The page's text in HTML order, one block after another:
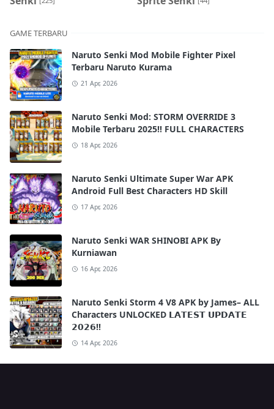
GAME TERBARU
Naruto Senki Mod Mobile Fighter Pixel
Terbaru Naruto Kurama
21 Apr, 2026
Naruto Senki Mod: STORM OVERRIDE 3
Mobile Terbaru 2025!! FULL CHARACTERS
18 Apr, 2026
Naruto Senki Ultimate Super War APK
Android Full Best Characters HD Skill
17 Apr, 2026
Naruto Senki WAR SHINOBI APK By
Kurniawan
16 Apr, 2026
Naruto Senki Storm 4 V8 APK by James– ALL
Characters UNLOCKED 𝗟𝗔𝗧𝗘𝗦𝗧 𝗨𝗣𝗗𝗔𝗧𝗘
𝟮𝟬𝟮𝟲!!
14 Apr, 2026